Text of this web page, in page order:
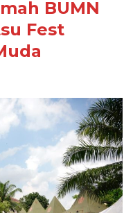
BUMN
Fest